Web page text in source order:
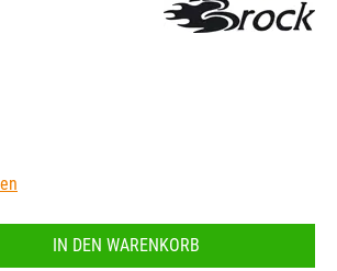
gewünschten Wert ein oder
IN DEN WARENKORB